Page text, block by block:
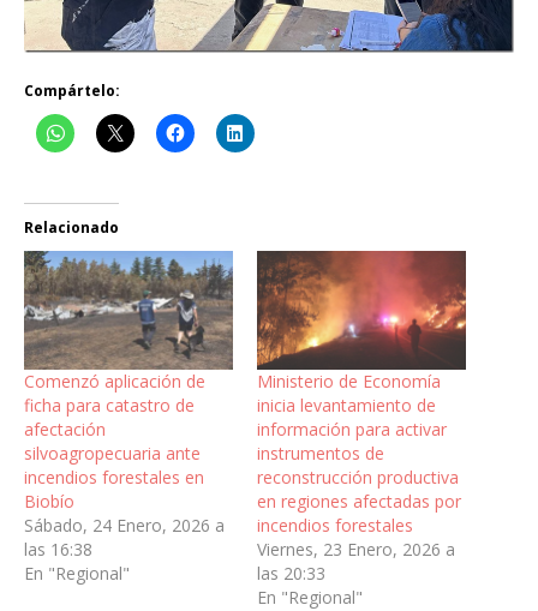
Compártelo:
Relacionado
Comenzó aplicación de
ficha para catastro de
afectación
silvoagropecuaria ante
incendios forestales en
Biobío
Sábado, 24 Enero, 2026 a
las 16:38
En "Regional"
Ministerio de Economía
inicia levantamiento de
información para activar
instrumentos de
reconstrucción productiva
en regiones afectadas por
incendios forestales
Viernes, 23 Enero, 2026 a
las 20:33
En "Regional"